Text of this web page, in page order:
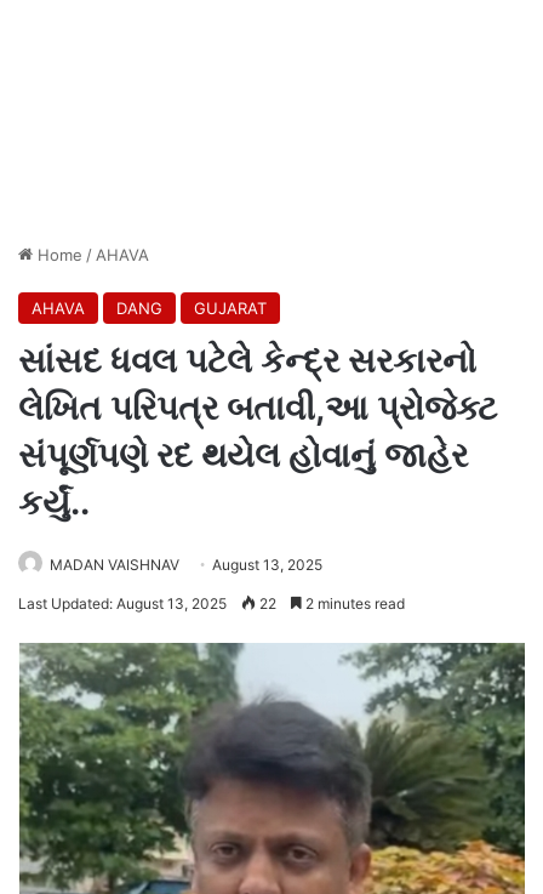
Home / AHAVA
AHAVA DANG GUJARAT
સાંસદ ધવલ પટેલે કેન્દ્ર સરકારનો
લેખિત પરિપત્ર બતાવી,આ પ્રોજેક્ટ
સંપૂર્ણપણે રદ થયેલ હોવાનું જાહેર
કર્યું..
MADAN VAISHNAV August 13, 2025
Last Updated: August 13, 2025 22 2 minutes read